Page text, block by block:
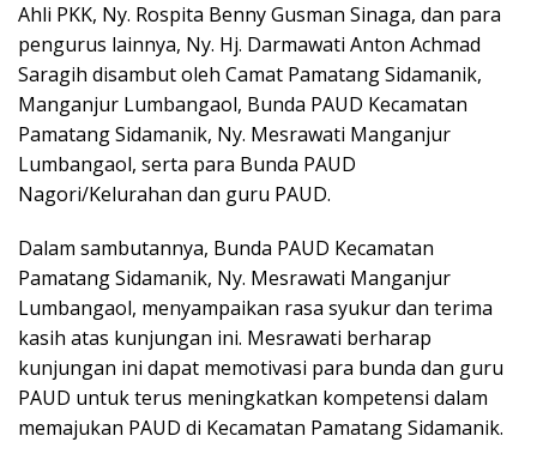
Ahli PKK, Ny. Rospita Benny Gusman Sinaga, dan para
pengurus lainnya, Ny. Hj. Darmawati Anton Achmad
Saragih disambut oleh Camat Pamatang Sidamanik,
Manganjur Lumbangaol, Bunda PAUD Kecamatan
Pamatang Sidamanik, Ny. Mesrawati Manganjur
Lumbangaol, serta para Bunda PAUD
Nagori/Kelurahan dan guru PAUD.
Dalam sambutannya, Bunda PAUD Kecamatan
Pamatang Sidamanik, Ny. Mesrawati Manganjur
Lumbangaol, menyampaikan rasa syukur dan terima
kasih atas kunjungan ini. Mesrawati berharap
kunjungan ini dapat memotivasi para bunda dan guru
PAUD untuk terus meningkatkan kompetensi dalam
memajukan PAUD di Kecamatan Pamatang Sidamanik.